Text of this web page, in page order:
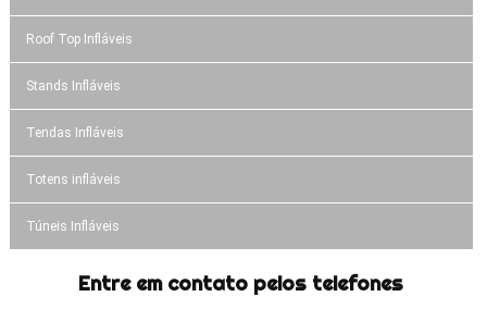
Roof Top Infláveis
Stands Infláveis
Tendas Infláveis
Totens infláveis
Túneis Infláveis
Entre em contato pelos telefones